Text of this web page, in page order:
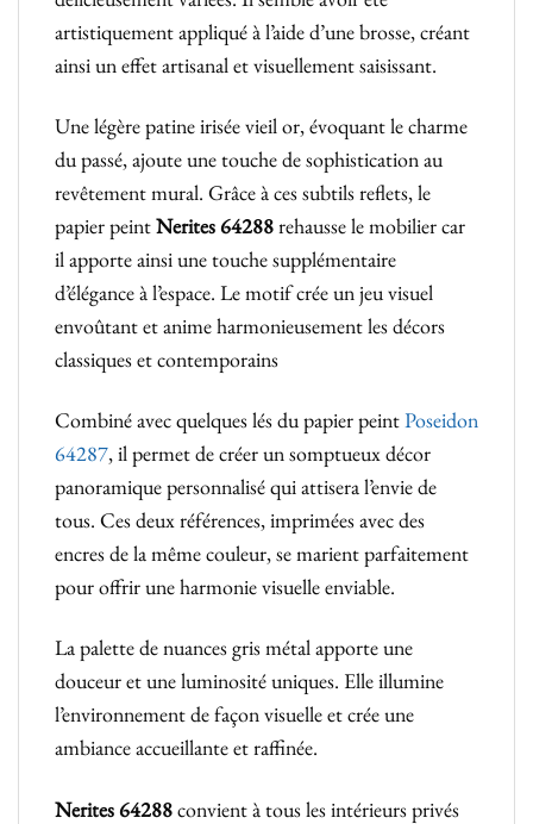
artistiquement appliqué à l’aide d’une brosse, créant
ainsi un effet artisanal et visuellement saisissant.
Une légère patine irisée vieil or, évoquant le charme
du passé, ajoute une touche de sophistication au
revêtement mural. Grâce à ces subtils reflets, le
papier peintNerites 64288rehausse le mobilier car
il apporte ainsi une touche supplémentaire
d’élégance à l’espace. Le motif crée un jeu visuel
envoûtant et anime harmonieusement les décors
classiques et contemporains
Combiné avec quelques lés du papier peintPoseidon
64287, il permet de créer un somptueux décor
panoramique personnalisé qui attisera l’envie de
tous. Ces deux références, imprimées avec des
encres de la même couleur, se marient parfaitement
pour offrir une harmonie visuelle enviable.
La palette de nuances gris métal apporte une
douceur et une luminosité uniques. Elle illumine
l’environnement de façon visuelle et crée une
ambiance accueillante et raffinée.
Nerites 64288convient à tous les intérieurs privés